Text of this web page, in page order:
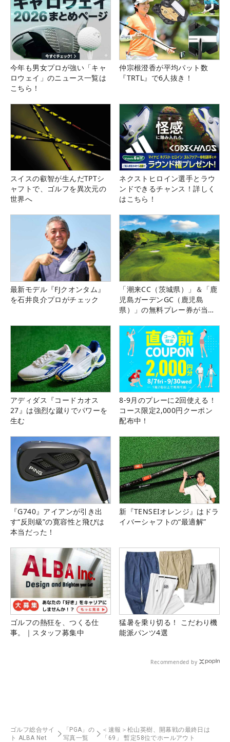
今年も男女プロが強い「キャ
ロウェイ」のニュース一覧は
こちら！
仲宗根澄香が平均パット数
『TRTL』で6人抜き！
スイスの叡智が生んだTPTシ
ャフトで、ゴルフを異次元の
世界へ
ネクストヒロイン選手とラウ
ンドできるチャンス！詳しく
はこちら！
最新モデル『FJクオンタム』
を石井良介プロがチェック
「潮来CC（茨城県）」＆「鹿
児島ガーデンGC（鹿児島
県）」の無料プレー券が当た
アディダス『コードカオス
27』は強烈な蹴りでパワーを
生む
8-9月のプレーに2回使える！
コース限定2,000円クーポン
配布中！
『G740』アイアンが引き出
す“反則級”の寛容性と飛びは
本当だった！
新『TENSEIオレンジ』はドラ
イバーシャフトの“最適解”
ゴルフの熱狂を、つくる仕
事。｜スタッフ募集中
猛暑を乗り切る！ こだわり機
能派パンツ4選
Recommended by
ゴルフ総合サイ
ト ALBA Net
「PGA」の
写真一覧
＜速報＞松山英樹、開幕戦の最終日は
「69」 暫定58位でホールアウト